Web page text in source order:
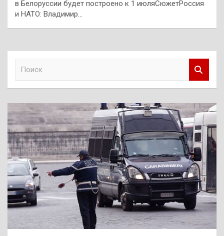
в Белоруссии будет построено к 1 июляСюжетРоссия
и НАТО: Владимир…
к